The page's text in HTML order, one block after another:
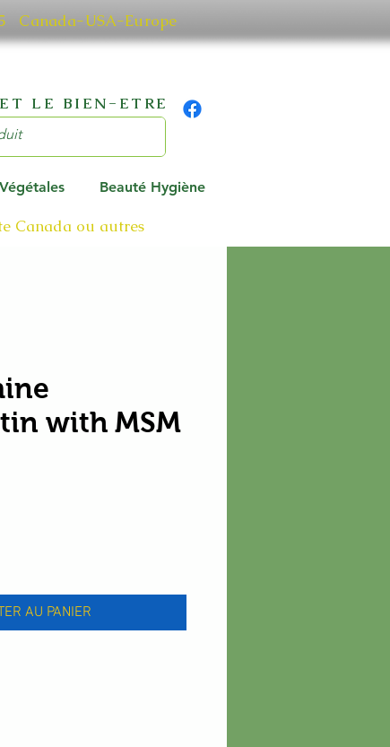
Canada-USA-Europe
LE BIEN-ETRE
Beauté Hygiène
Canada ou autres
with MSM
AU PANIER